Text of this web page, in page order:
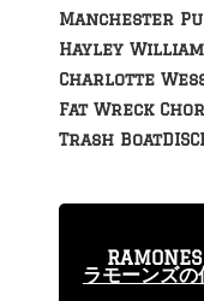
Manchester
Hayley
Charlotte
Fat Wreck
Trash Boat
ラモーンズ
RAMONES